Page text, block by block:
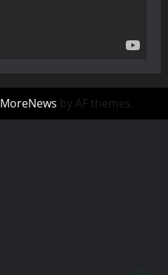
MoreNews by AF themes.